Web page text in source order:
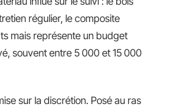
régulier, le composite
mais représente un budget
souvent entre 5 000 et 15 000
sur la discrétion. Posé au ras